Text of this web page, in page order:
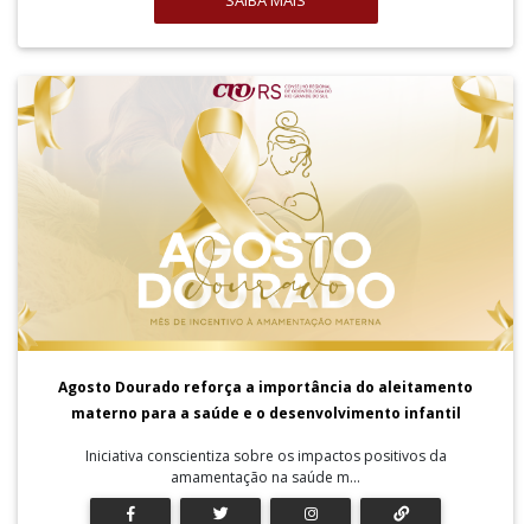
Agosto Dourado reforça a importância do aleitamento
materno para a saúde e o desenvolvimento infantil
Iniciativa conscientiza sobre os impactos positivos da
amamentação na saúde m...